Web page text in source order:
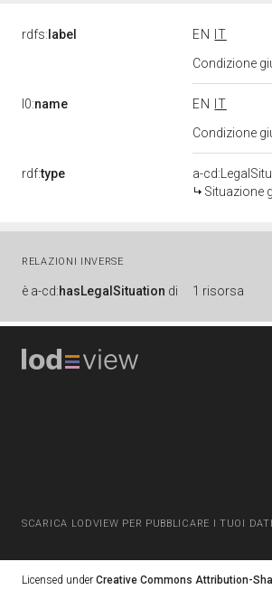
rdfs: label EN
IT
Condizione
l0:name EN
IT
Condizione
rdf:type
a-
Situazione
RELAZIONI INVERSE
è a-cd:hasLegalSituation di 1 risorsa
SCARICA LODVIEW PER PUBBLICARE I TUOI DATI
Licensed under Creative Commons Attribution-